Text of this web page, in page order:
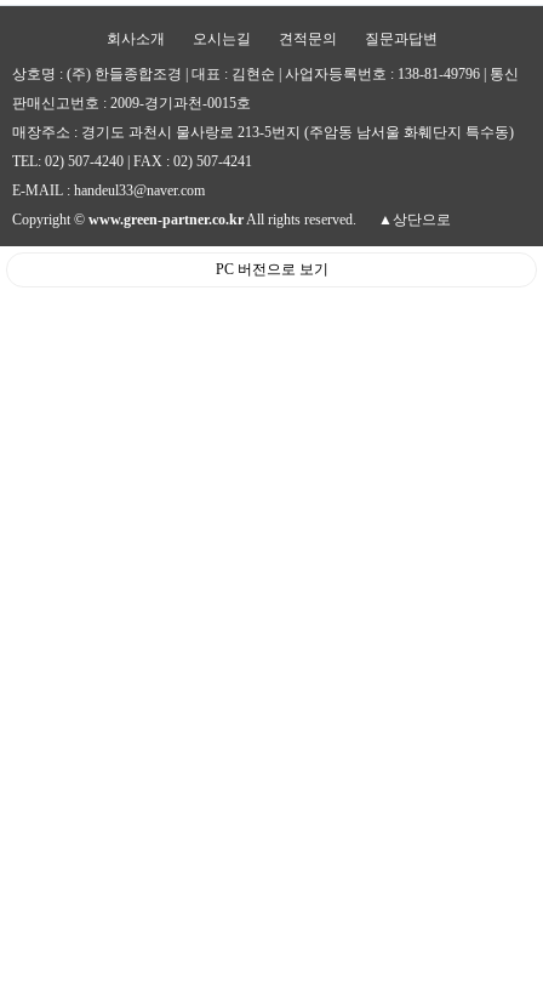
회사소개 오시는길 견적문의 질문과답변
상호명 : (주) 한들종합조경 | 대표 : 김현순 | 사업자등록번호 : 138-81-49796 | 통신
판매신고번호 : 2009-경기과천-0015호
매장주소 : 경기도 과천시 물사랑로 213-5번지 (주암동 남서울 화훼단지 특수동)
TEL: 02) 507-4240 | FAX : 02) 507-4241
E-MAIL : handeul33@naver.com
Copyright © www.green-partner.co.krAll rights reserved. ▲상단으로
PC 버전으로 보기